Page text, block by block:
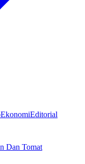
EkonomiEditorial
Dan Tomat